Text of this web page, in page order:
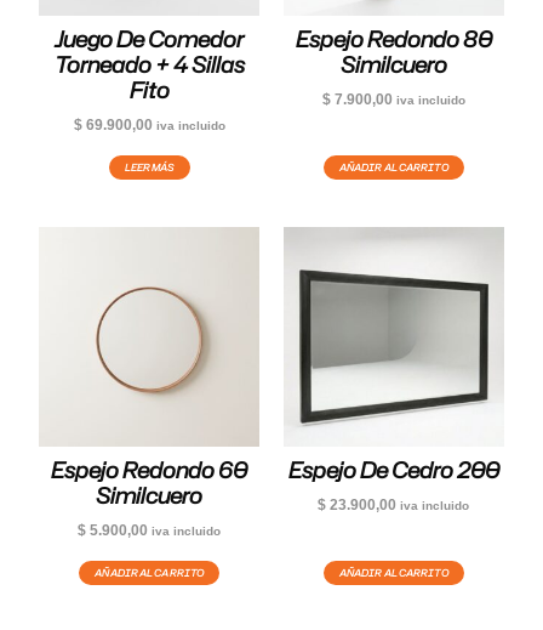
Juego De Comedor
Torneado + 4 Sillas
Fito
$69.900,00 iva incluido
LEER MÁS
Espejo Redondo 80
Similcuero
$7.900,00 iva incluido
AÑADIR AL CARRITO
Espejo Redondo 60
Similcuero
$ 5.900,00 iva incluido
AÑADIR AL CARRITO
Espejo De Cedro 200
$ 23.900,00 iva incluido
AÑADIR AL CARRITO